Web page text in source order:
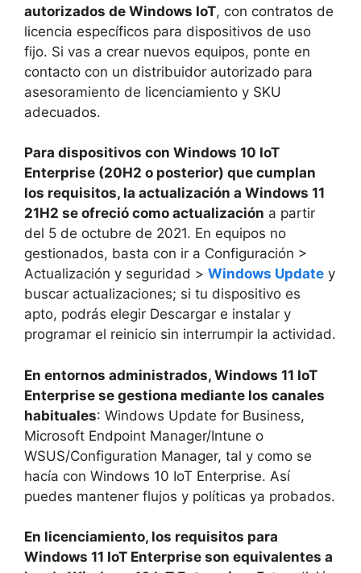
autorizados de Windows IoT, con contratos de
licencia específicos para dispositivos de uso
fijo. Si vas a crear nuevos equipos, ponte en
contacto con un distribuidor autorizado para
asesoramiento de licenciamiento y SKU
adecuados.
Para dispositivos con Windows 10 IoT
Enterprise (20H2 o posterior) que cumplan
los requisitos, la actualización a Windows 11
21H2 se ofreció como actualización a partir
del 5 de octubre de 2021. En equipos no
gestionados, basta con ir a Configuración >
Actualización y seguridad > Windows Update y
buscar actualizaciones; si tu dispositivo es
apto, podrás elegir Descargar e instalar y
programar el reinicio sin interrumpir la actividad.
En entornos administrados, Windows 11 IoT
Enterprise se gestiona mediante los canales
habituales: Windows Update for Business,
Microsoft Endpoint Manager/Intune o
WSUS/Configuration Manager, tal y como se
hacía con Windows 10 IoT Enterprise. Así
puedes mantener flujos y políticas ya probados.
En licenciamiento, los requisitos para
Windows 11 IoT Enterprise son equivalentes a